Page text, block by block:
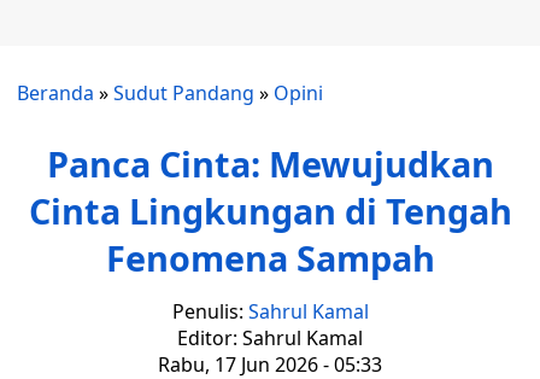
Beranda »Sudut Pandang » Opini
Panca Cinta: Mewujudkan
Cinta Lingkungan di Tengah
Fenomena Sampah
Penulis: Sahrul Kamal
Editor: Sahrul Kamal
Rabu, 17 Jun 2026 - 05:33